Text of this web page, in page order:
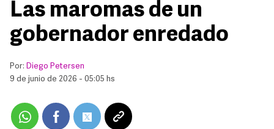
Las maromas de un
gobernador enredado
Por: Diego Petersen
9 de junio de 2026 - 05:05 hs